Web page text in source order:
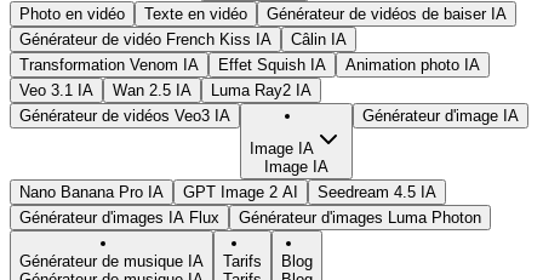
Photo en vidéo Texte en vidéo
Générateur de vidéos de baiser IA
Générateur de vidéo French Kiss IA
Câlin IA
Transformation Venom IA
Effet Squish IA
Animation photo IA
Veo 3.1 IA
Wan 2.5 IA
Luma Ray2 IA
Générateur de vidéos Veo3 IA
Image IA
Image IA
Générateur d'image IA
Nano Banana Pro IA GPT Image 2 AI
Seedream 4.5 IA
Générateur d'images IA Flux
Générateur d'images Luma Photon
Générateur de musique IA
Tarifs
Blog